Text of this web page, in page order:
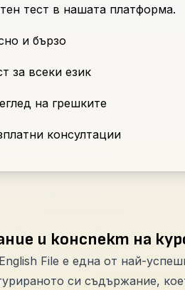
тест в нашата платформа.
и бързо
за всеки език
на грешките
консултации
и конспект на
File е една от най-
си съдържание,